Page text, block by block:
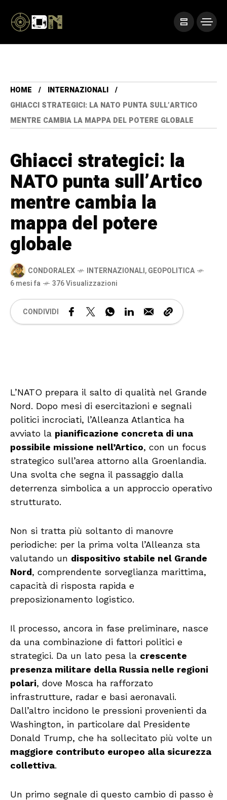
HOME
INTERNAZIONALI
GHIACCI STRATEGICI: LA NATO PUNTA SULL’ARTICO
MENTRE CAMBIA LA MAPPA DEL POTERE GLOBALE
Ghiacci strategici: la
NATO punta sull’Artico
mentre cambia la
mappa del potere
globale
CONDORALEX INTERNAZIONALI,GEOPOLITICA
6 mesi fa
376 Visualizzazioni
CONDIVIDI
L’NATO prepara il salto di qualità nel Grande
Nord. Dopo mesi di esercitazioni e segnali
politici incrociati, l’Alleanza Atlantica ha
avviato la pianificazione concreta di una
possibile missione nell’Artico, con un focus
strategico sull’area attorno alla Groenlandia.
Una svolta che segna il passaggio dalla
deterrenza simbolica a un approccio operativo
strutturato.
Non si tratta più soltanto di manovre
periodiche: per la prima volta l’Alleanza sta
valutando un dispositivo stabile nel Grande
Nord, comprendente sorveglianza marittima,
capacità di risposta rapida e
preposizionamento logistico.
Il processo, ancora in fase preliminare, nasce
da una combinazione di fattori politici e
strategici. Da un lato pesa la crescente
presenza militare della Russia nelle regioni
polari, dove Mosca ha rafforzato
infrastrutture, radar e basi aeronavali.
Dall’altro incidono le pressioni provenienti da
Washington, in particolare dal Presidente
Donald Trump, che ha sollecitato più volte un
maggiore contributo europeo alla sicurezza
collettiva.
Un primo segnale di questo cambio di passo è